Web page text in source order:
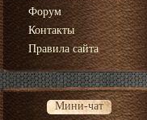
Форум
Контакты
Правила сайта
Мини-чат